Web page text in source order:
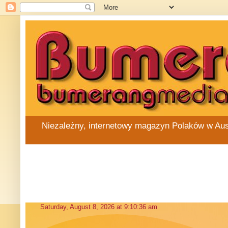
Niezależny, internetowy magazyn Polaków w